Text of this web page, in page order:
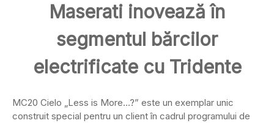
Maserati inovează în
segmentul bărcilor
electrificate cu Tridente
MC20 Cielo „Less is More…?” este un exemplar unic
construit special pentru un client în cadrul programului de